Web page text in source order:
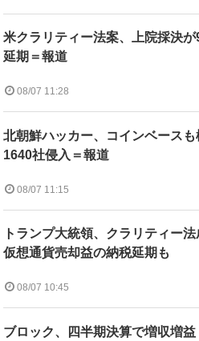
米クラリティー法案、上院採決が
延期＝報道
08/07 11:28
北朝鮮ハッカー、コインベース
1640社侵入＝報道
08/07 11:15
トランプ大統領、クラリティー法
仮想通貨売却益の納税延期も
08/07 10:45
ブロック、四半期決算で増収増